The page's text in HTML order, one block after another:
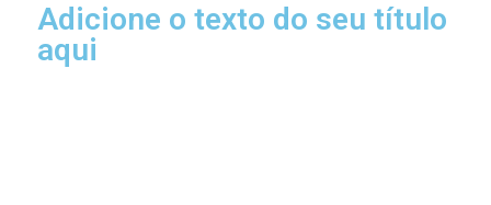
Adicione o texto do seu título
aqui